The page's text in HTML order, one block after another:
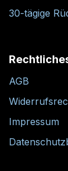
30-tägige
AGB
Impressum